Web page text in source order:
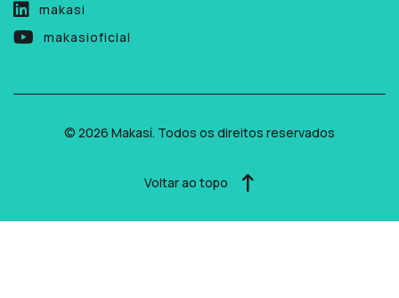
makasi
makasioficial
Voltar ao topo
© 2026 Makasí. Todos os direitos reservados